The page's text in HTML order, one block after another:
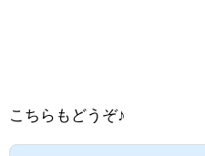
こちらもどうぞ♪